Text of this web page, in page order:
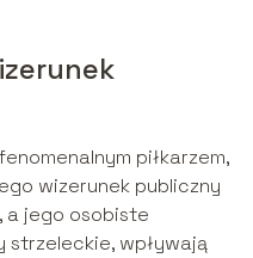
piłkarzem,
wizerunek publiczny
a jego osobiste
strzeleckie, wpływają